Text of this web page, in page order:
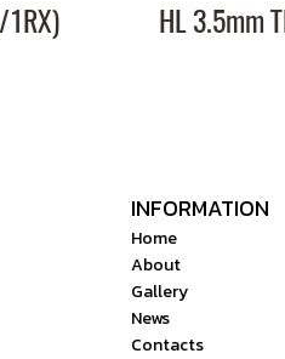
1RX)
INFORMATION
Home
About
Gallery
News
Contacts